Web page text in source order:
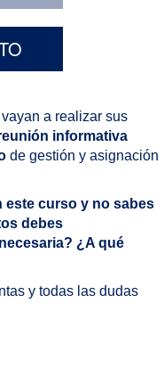
a realizar sus
informativa
de gestión y asignación
este curso y no sabes
debes
¿A qué
y todas las dudas